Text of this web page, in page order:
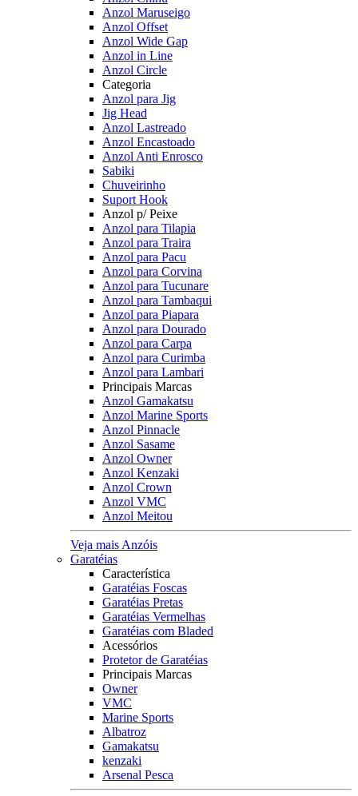
Anzol Maruseigo
Anzol Offset
Anzol Wide Gap
Anzol in Line
Anzol Circle
Categoria
Anzol para Jig
Jig Head
Anzol Lastreado
Anzol Encastoado
Anzol Anti Enrosco
Sabiki
Chuveirinho
Suport Hook
Anzol p/ Peixe
Anzol para Tilapia
Anzol para Traira
Anzol para Pacu
Anzol para Corvina
Anzol para Tucunare
Anzol para Tambaqui
Anzol para Piapara
Anzol para Dourado
Anzol para Carpa
Anzol para Curimba
Anzol para Lambari
Principais Marcas
Anzol Gamakatsu
Anzol Marine Sports
Anzol Pinnacle
Anzol Sasame
Anzol Owner
Anzol Kenzaki
Anzol Crown
Anzol VMC
Anzol Meitou
Veja mais Anzóis
Garatéias
Característica
Garatéias Foscas
Garatéias Pretas
Garatéias Vermelhas
Garatéias com Bladed
Acessórios
Protetor de Garatéias
Principais Marcas
Owner
VMC
Marine Sports
Albatroz
Gamakatsu
kenzaki
Arsenal Pesca